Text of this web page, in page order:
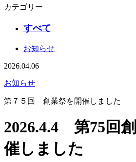
カテゴリー
すべて
お知らせ
2026.04.06
お知らせ
第７５回 創業祭を開催しました
2026.4.4 第75回
催しました